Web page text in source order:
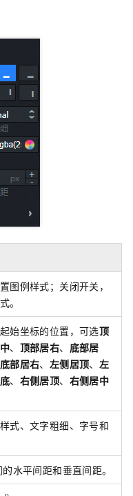
图例样式；关闭开关，
。
始坐标的位置，可选顶
、 顶部居右、 底部居
底部居右、 左侧居顶、 左
、 右侧居顶、 右侧居中
式、文字粗细、字号和
水平间距和垂直间距。